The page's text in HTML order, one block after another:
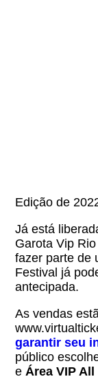
Edição de
Já está
Garota Vip
fazer parte de
Festival já
antecipada.
As vendas
garantir seu
público
e Área VIP